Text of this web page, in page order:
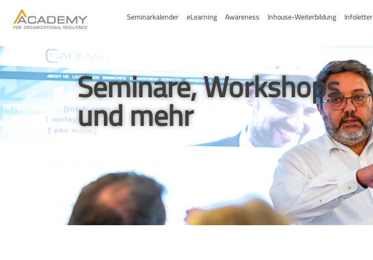
Seminarkalender eLearning Awareness Inhouse-Weiterbildung Infoletter
Seminare, Workshops
und mehr